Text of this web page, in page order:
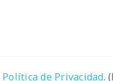
Política de Privacidad.